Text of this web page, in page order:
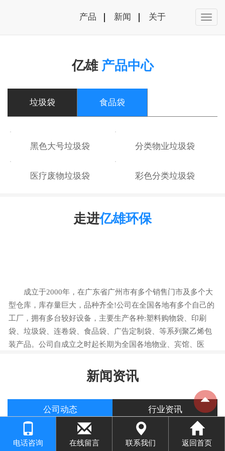
产品 新闻 关于
亿雄 产品中心
垃圾袋 食品袋
黑色大号垃圾袋 分类物业垃圾袋
医疗废物垃圾袋 彩色分类垃圾袋
走进亿雄环保
成立于2000年，在广东省广州市有多个销售门市及多个大
型仓库，库存量巨大，品种齐全!公司在全国各地有多个自己的
工厂，拥有多台较好设备，主要生产各种:塑料购物袋、印刷
袋、垃圾袋、连卷袋、食品袋、广告定制袋、等系列聚乙烯包
装产品。公司自成立之时起长期为全国各地物业、宾馆、医
产品质量已得到大家的认可，并与我公司长期合作...
新闻资讯
公司动态 行业资讯
垃圾袋是3丝厚还是6克厚？
这两个数字分别表示垃圾袋的厚度和重
电话咨询 在线留言 联系我们 返回首页